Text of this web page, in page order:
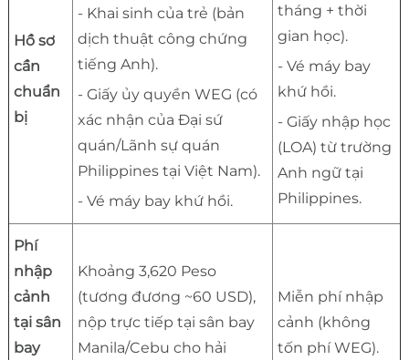
Hồ sơ
cần
chuẩn
bị
- Khai sinh của trẻ (bản
dịch thuật công chứng
tiếng Anh).
- Giấy ủy quyền WEG (có
xác nhận của Đại sứ
quán/Lãnh sự quán
Philippines tại Việt Nam).
- Vé máy bay khứ hồi.
tháng + thời
gian học).
- Vé máy bay
khứ hồi.
- Giấy nhập học
(LOA) từ trường
Anh ngữ tại
Philippines.
Phí
nhập
cảnh
tại sân
bay
Khoảng 3,620 Peso
(tương đương ~60 USD),
nộp trực tiếp tại sân bay
Manila/Cebu cho hải
Miễn phí nhập
cảnh (không
tốn phí WEG).